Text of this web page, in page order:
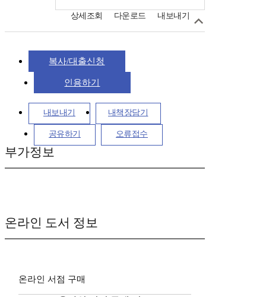
상세조회 다운로드 내보내기
복사/대출신청
인용하기
내보내기 내책장담기
공유하기 오류접수
부가정보
온라인 도서 정보
온라인 서점 구매